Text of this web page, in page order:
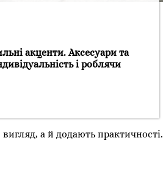
акценти. Аксесуари та
і роблячи
а й додають практичності.